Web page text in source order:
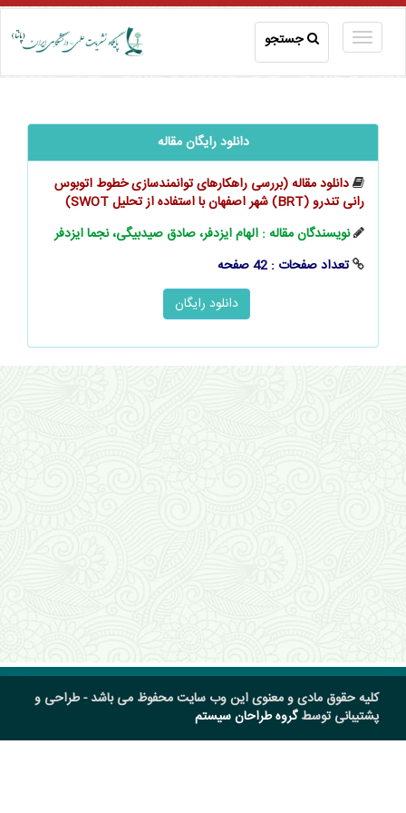
جستجو
دانلود رایگان مقاله
دانلود مقاله (بررسی راهکارهای توانمندسازی خطوط اتوبوس
رانی تندرو (BRT) شهر اصفهان با استفاده از تحلیل SWOT)
نویسندگان مقاله : الهام ایزدفر، صادق صیدبیگی، نجما ایزدفر
تعداد صفحات : 42 صفحه
کلیه حقوق مادی و معنوی این وب سایت محفوظ می باشد - طراحی و
پشتیبانی توسطگروه طراحان سیستم